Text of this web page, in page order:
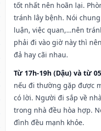
tốt nhất nên hoãn lại.
tránh lây bệnh. Nói
luận, việc quan,…nên
phải đi vào giờ này thì
đả hay cãi nhau.
Từ 17h-19h (Dậu) và từ
nếu đi thường gặp được
có lời. Người đi sắp về
trong nhà đều hòa hợp.
đình đều mạnh khỏe.